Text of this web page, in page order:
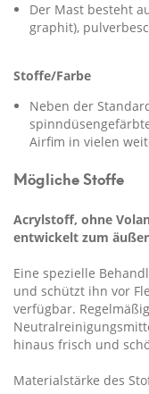
Der Mast besteht
graphit),
Stoffe/Farbe
Neben der
Airfim in vielen
Mögliche Stoffe
Acrylstoff, ohne
entwickelt zum
Eine spezielle
und schützt ihn vor
verfügbar.
hinaus frisch und
Materialstärke des